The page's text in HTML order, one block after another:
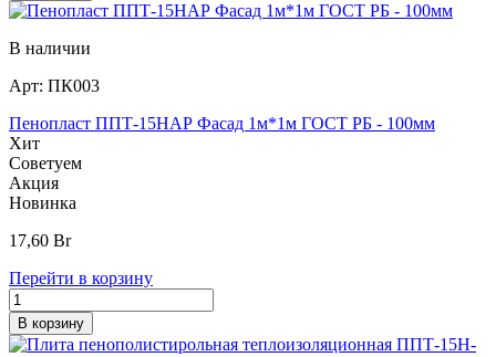
В наличии
Арт: ПК003
Пенопласт ППТ-15НАР Фасад 1м*1м ГОСТ РБ - 100мм
Хит
Советуем
Акция
Новинка
17,60 Br
Перейти в корзину
В корзину